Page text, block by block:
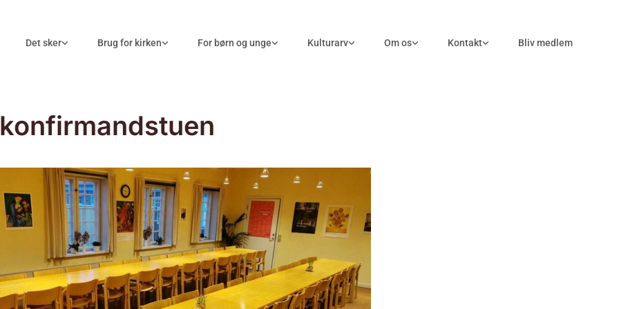
Det sker Brug for kirken For børn og unge Kulturarv Om os Kontakt Bliv medlem